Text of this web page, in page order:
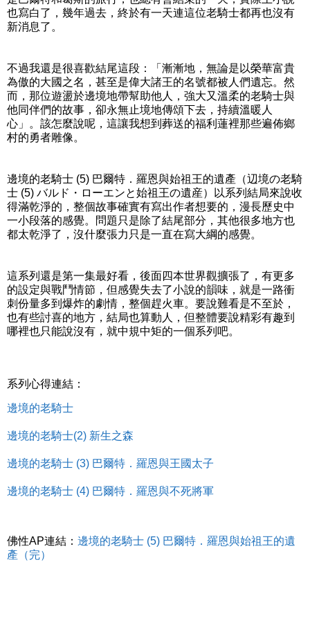
也寫白了，幾年過去，終於有一天連這位老騎士都再也沒有
新消息了。
不過我還是很喜歡結尾這段：「漸漸地，無論是以榮華富貴
為傲的大國之名，甚至是偉大諸王的名號都被人們遺忘。然
而，那位遊盪於邊境地帶幫助他人，強大又溫柔的老騎士與
他同伴們的故事，卻永無止境地傳頌下去，持續溫暖人
心」。該怎麼說呢，這讓我想到葬送的福利蓮裡那些遍佈鄉
村的勇者雕像。
邊境的老騎士 (5) 巴爾特．羅恩與始祖王的遺產（辺境の老騎
士 (5) バルド・ローエンと始祖王の遺産）以系列結局來說收
得滿乾淨的，整個故事確實有寫出作者想要的，漫長歷史中
一小段落的感覺。問題只是除了結尾部分，其他很多地方也
都太乾淨了，沒什麼張力只是一直在寫大綱的感覺。
這系列還是第一集最好看，後面四本世界觀擴張了，有更多
的設定與戰鬥情節，但感覺失去了小說的韻味，就是一路衝
刺份量多到爆炸的劇情，整個趕火車。要說難看是不至於，
也有些討喜的地方，結局也算動人，但整體要說精彩有趣到
哪裡也只能說沒有，就中規中矩的一個系列吧。
系列心得連結：
邊境的老騎士
邊境的老騎士(2) 新生之森
邊境的老騎士 (3) 巴爾特．羅恩與王國太子
邊境的老騎士 (4) 巴爾特．羅恩與不死將軍
佛性AP連結： 邊境的老騎士 (5) 巴爾特．羅恩與始祖王的遺
產（完）